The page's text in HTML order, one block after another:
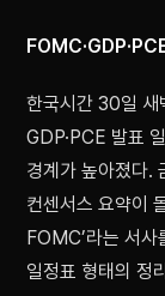
한국시간 30일 새
GDP·PCE 발표
경계가 높아졌다.
컨센서스 요약이
FOMC’라는 서사
일정표 형태의 정